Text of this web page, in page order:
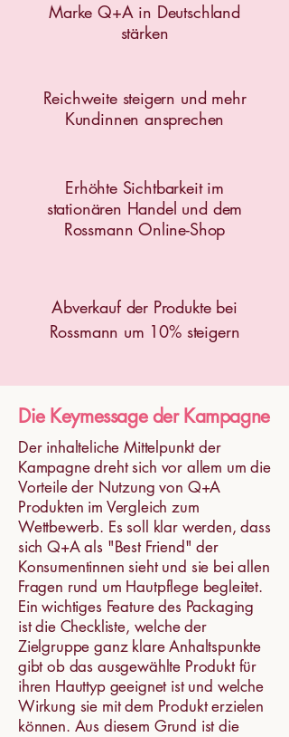
Marke Q+A in Deutschland
stärken
Reichweite steigern und mehr
Kundinnen ansprechen
Erhöhte Sichtbarkeit im
stationären Handel und dem
Rossmann Online-Shop
Abverkauf der Produkte bei
Rossmann um 10% steigern
Die Keymessage der Kampagne
Der inhalteliche Mittelpunkt der
Kampagne dreht sich vor allem um die
Vorteile der Nutzung von Q+A
Produkten im Vergleich zum
Wettbewerb. Es soll klar werden, dass
sich Q+A als "Best Friend" der
Konsumentinnen sieht und sie bei allen
Fragen rund um Hautpflege begleitet.
Ein wichtiges Feature des Packaging
ist die Checkliste, welche der
Zielgruppe ganz klare Anhaltspunkte
gibt ob das ausgewählte Produkt für
ihren Hauttyp geeignet ist und welche
Wirkung sie mit dem Produkt erzielen
können. Aus diesem Grund ist die